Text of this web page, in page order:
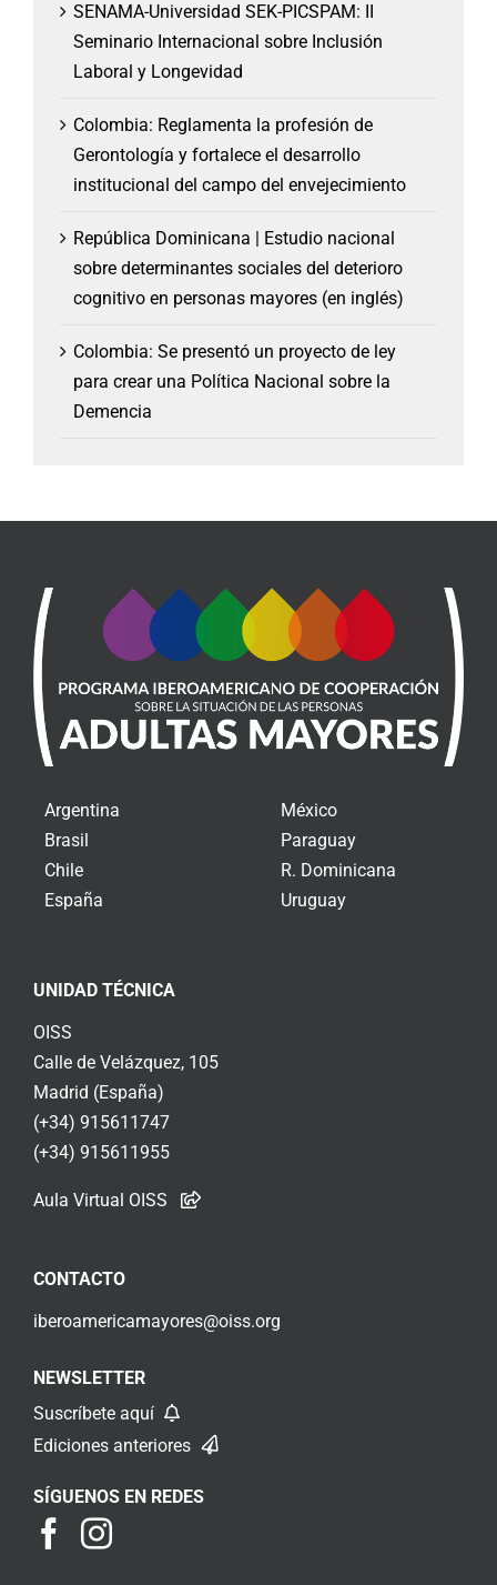
SENAMA-Universidad SEK-PICSPAM: II
Seminario Internacional sobre Inclusión
Laboral y Longevidad
Colombia: Reglamenta la profesión de
Gerontología y fortalece el desarrollo
institucional del campo del envejecimiento
República Dominicana | Estudio nacional
sobre determinantes sociales del deterioro
cognitivo en personas mayores (en inglés)
Colombia: Se presentó un proyecto de ley
para crear una Política Nacional sobre la
Demencia
Argentina
Brasil
Chile
España
México
Paraguay
R. Dominicana
Uruguay
UNIDAD TÉCNICA
OISS
Calle de Velázquez, 105
Madrid (España)
(+34) 915611747
(+34) 915611955
Aula Virtual OISS
CONTACTO
iberoamericamayores@oiss.org
NEWSLETTER
Suscríbete aquí
Ediciones anteriores
SÍGUENOS EN REDES